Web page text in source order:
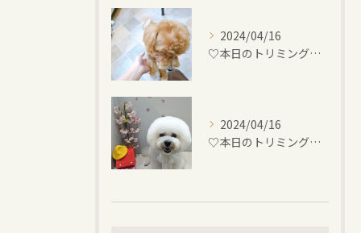
2024/04/16
♡本日のトリミング♡⁠~岡崎トリミングサロン~
2024/04/16
♡本日のトリミング♡⁠~岡崎トリミングサロン~